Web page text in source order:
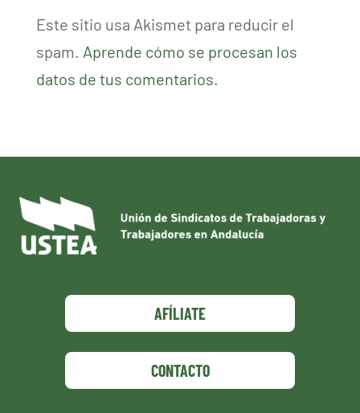
Este sitio usa Akismet para reducir el
spam. Aprende cómo se procesan los
datos de tus comentarios.
AFÍLIATE
CONTACTO